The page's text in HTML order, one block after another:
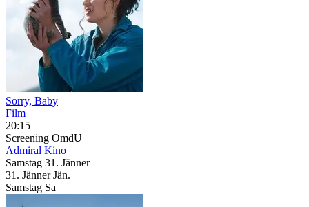
Sorry, Baby
Film
20:15
Screening OmdU
Admiral Kino
Samstag 31. Jänner
31. Jänner Jän.
Samstag Sa